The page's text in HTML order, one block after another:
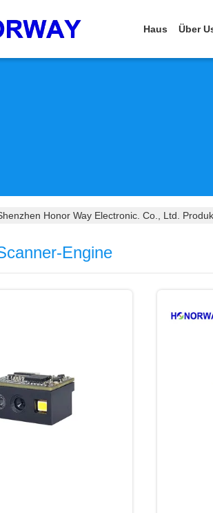
Haus Über
Honor Way Electronic. Co., Ltd.
Engine